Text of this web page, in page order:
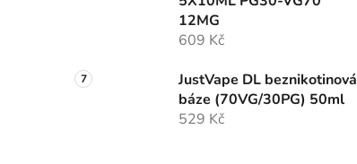
12MG
609 Kč
JustVape DL beznikotinová
báze (70VG/30PG) 50ml
529 Kč